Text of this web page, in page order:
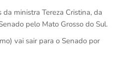
ministra Tereza Cristina, da
pelo Mato Grosso do Sul.
vai sair para o Senado por